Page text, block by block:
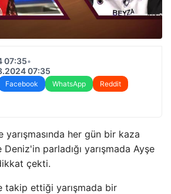
07:35•
07:35
Facebook WhatsApp
Reddit
yarışmasında her gün bir kaza
parladığı yarışmada Ayşe
çekti.
takip ettiği yarışmada bir